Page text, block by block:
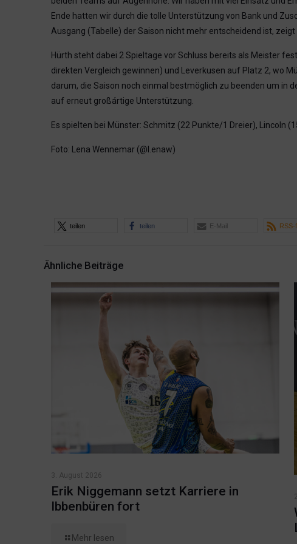
Ende hatten wir durch die tolle Unterstützung von Bank und
Ausgang (Tabelle) der Saison nicht mehr entscheidend ist,
Hürth steht dabei 2 Spieltage vor Schluss bereits als Meister
direkten Vergleich gewinnen) und Leverkusen auf Platz 2, wo
darum, die Saison noch einmal bestmöglich zu beenden um in
auf erneut großártige Unterstützung.
Es spielten bei Münster: Schmitz (22 Punkte/1 Dreier), Lincoln
Foto: Lena Wennemar (@l.enaw)
teilen teilen E-Mail RSS-
Ähnliche Beiträge
3. August 2026
Erik Niggemann setzt Karriere in
Ibbenbüren fort
Mehr lesen